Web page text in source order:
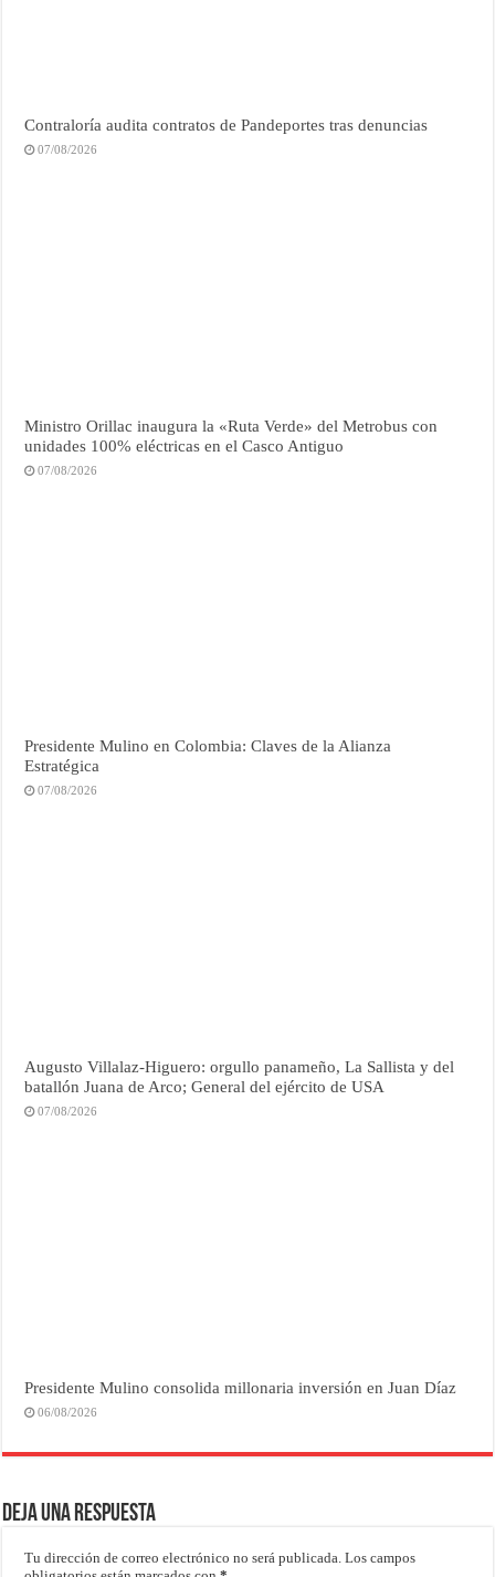
Contraloría audita contratos de Pandeportes tras denuncias
07/08/2026
Ministro Orillac inaugura la «Ruta Verde» del Metrobus con
unidades 100% eléctricas en el Casco Antiguo
07/08/2026
Presidente Mulino en Colombia: Claves de la Alianza
Estratégica
07/08/2026
Augusto Villalaz-Higuero: orgullo panameño, La Sallista y del
batallón Juana de Arco; General del ejército de USA
07/08/2026
Presidente Mulino consolida millonaria inversión en Juan Díaz
06/08/2026
Deja una respuesta
Tu dirección de correo electrónico no será publicada. Los campos